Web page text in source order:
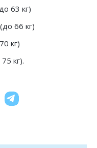
63 кг)
66 кг)
кг)
кг).